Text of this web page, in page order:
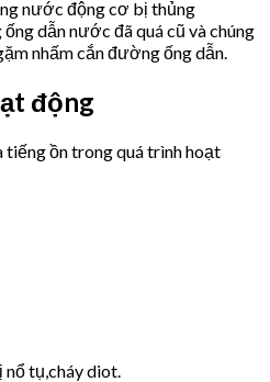
nước động cơ bị thủng
dẫn nước đã quá cũ và chúng
nhấm cắn đường ống dẫn.
động
ồn trong quá trình hoạt
tụ,cháy diot.